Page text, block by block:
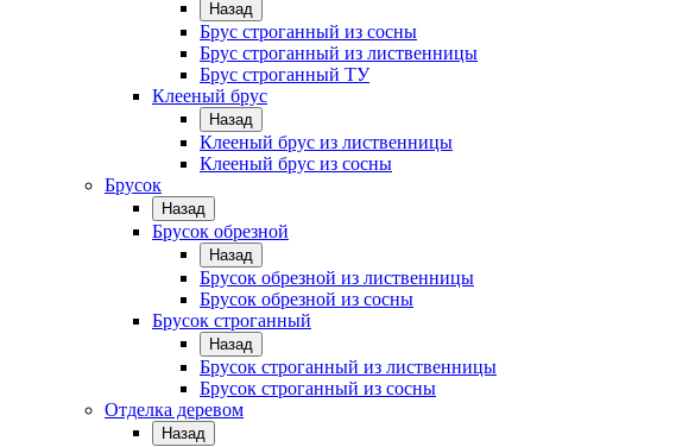
Назад
Брус строганный из сосны
Брус строганный из лиственницы
Брус строганный ТУ
Клееный брус
Назад
Клееный брус из лиственницы
Клееный брус из сосны
Брусок
Назад
Брусок обрезной
Назад
Брусок обрезной из лиственницы
Брусок обрезной из сосны
Брусок строганный
Назад
Брусок строганный из лиственницы
Брусок строганный из сосны
Отделка деревом
Назад